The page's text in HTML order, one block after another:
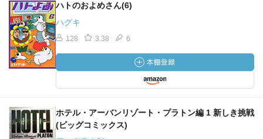
ハトのおよめさん(6)
ハグキ
128 3.38 6
ホテル・アーバンリゾート・プラトン編 1 新しき挑戦
(ビッグコミックス)